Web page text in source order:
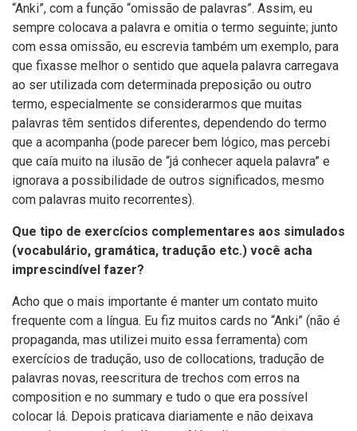
“Anki”, com a função “omissão de palavras”. Assim, eu
sempre colocava a palavra e omitia o termo seguinte; junto
com essa omissão, eu escrevia também um exemplo, para
que fixasse melhor o sentido que aquela palavra carregava
ao ser utilizada com determinada preposição ou outro
termo, especialmente se considerarmos que muitas
palavras têm sentidos diferentes, dependendo do termo
que a acompanha (pode parecer bem lógico, mas percebi
que caía muito na ilusão de “já conhecer aquela palavra” e
ignorava a possibilidade de outros significados, mesmo
com palavras muito recorrentes).
Que tipo de exercícios complementares aos simulados
(vocabulário, gramática, tradução etc.) você acha
imprescindível fazer?
Acho que o mais importante é manter um contato muito
frequente com a língua. Eu fiz muitos cards no “Anki” (não é
propaganda, mas utilizei muito essa ferramenta) com
exercícios de tradução, uso de collocations, tradução de
palavras novas, reescritura de trechos com erros na
composition e no summary e tudo o que era possível
colocar lá. Depois praticava diariamente e não deixava